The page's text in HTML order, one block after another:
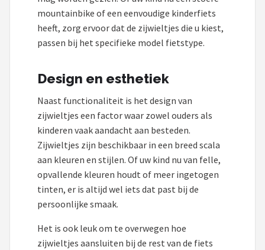
mountainbike of een eenvoudige kinderfiets
heeft, zorg ervoor dat de zijwieltjes die u kiest,
passen bij het specifieke model fietstype.
Design en esthetiek
Naast functionaliteit is het design van
zijwieltjes een factor waar zowel ouders als
kinderen vaak aandacht aan besteden.
Zijwieltjes zijn beschikbaar in een breed scala
aan kleuren en stijlen. Of uw kind nu van felle,
opvallende kleuren houdt of meer ingetogen
tinten, er is altijd wel iets dat past bij de
persoonlijke smaak.
Het is ook leuk om te overwegen hoe
zijwieltjes aansluiten bij de rest van de fiets